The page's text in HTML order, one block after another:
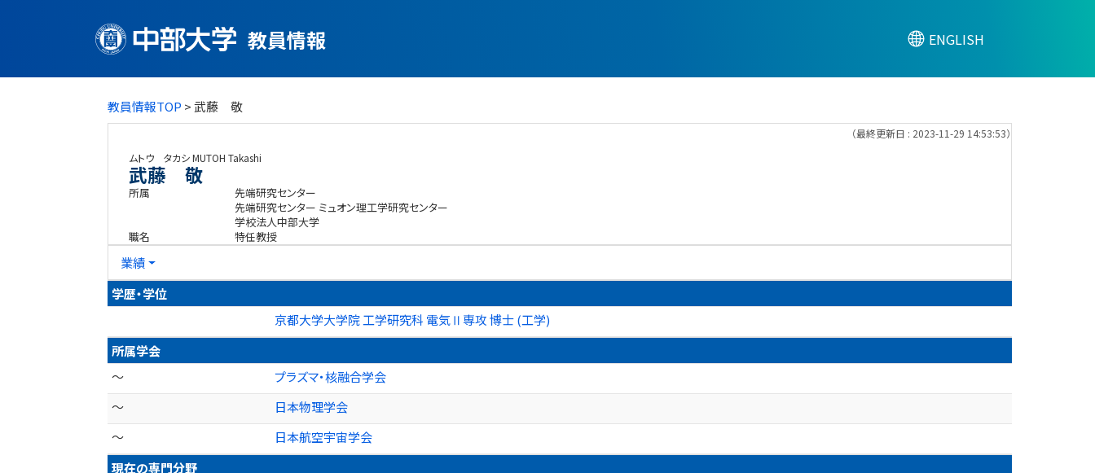
教員情報 ENGLISH
教員情報TOP > 武藤 敬
（最終更新日 : 2023-11-29 14:53:53）
ムトウ タカシMUTOH Takashi
武藤 敬
所属
先端研究センター
先端研究センター ミュオン理工学研究センター
学校法人中部大学
職名
特任教授
業績
学歴・学位
京都大学大学院 工学研究科 電気Ⅱ専攻 博士 (工学)
所属学会
～
プラズマ・核融合学会
～
日本物理学会
～
日本航空宇宙学会
現在の専門分野